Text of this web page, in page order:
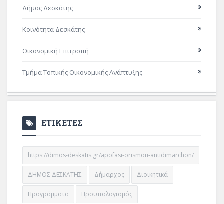
Δήμος Δεσκάτης
Κοινότητα Δεσκάτης
Οικονομική Επιτροπή
Τμήμα Τοπικής Οικονομικής Ανάπτυξης
ΕΤΙΚΕΤΕΣ
https://dimos-deskatis.gr/apofasi-orismou-antidimarchon/
ΔΗΜΟΣ ΔΕΣΚΑΤΗΣ Δήμαρχος Διοικητικά
Προγράμματα Προϋπολογισμός